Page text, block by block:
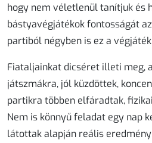
hogy nem véletlenül tanítjuk és
bástyavégjátékok fontosságát
partiból négyben is ez a
Fiataljainkat dicséret illeti meg,
játszmákra, jól küzdöttek,
partikra többen elfáradtak,
Nem is könnyű feladat egy nap
látottak alapján reális